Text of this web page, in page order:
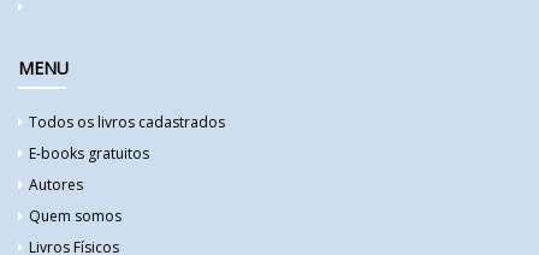
MENU
Todos os livros cadastrados
E-books gratuitos
Autores
Quem somos
Livros Físicos